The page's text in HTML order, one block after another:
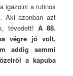
igazolni a rutinos
Aki azonban azt
tévedett!A 88.
végre jó volt,
addig semmi
a kapuba